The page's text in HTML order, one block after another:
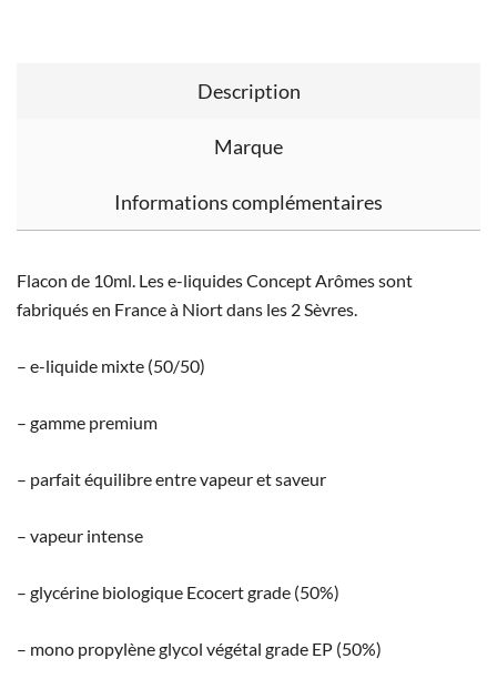
Description
Marque
Informations complémentaires
Flacon de 10ml. Les e-liquides Concept Arômes sont
fabriqués en France à Niort dans les 2 Sèvres.
– e-liquide mixte (50/50)
– gamme premium
– parfait équilibre entre vapeur et saveur
– vapeur intense
– glycérine biologique Ecocert grade (50%)
– mono propylène glycol végétal grade EP (50%)